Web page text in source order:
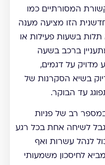
המסורתיים כמו
הזו מציעה מענה
תלות בשעות פעילות או
ברכב בשעה
מדויק על דגמים,
בשיא הסקרנות של
עד הבוקר.
במספר רב של פניות
לשיחה אחת בכל רגע
לנהל עשרות ואף
לחיסכון משמעותי